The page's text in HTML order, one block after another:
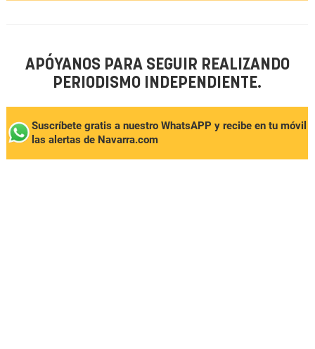
APÓYANOS PARA SEGUIR REALIZANDO
PERIODISMO INDEPENDIENTE.
Suscríbete gratis a nuestro WhatsAPP y recibe en tu móvil
las alertas de Navarra.com